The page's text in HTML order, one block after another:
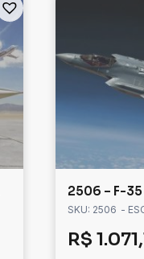
2506 – F-35
SKU: 2506 -
R$